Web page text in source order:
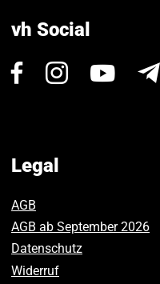
vh Social
Visit Visit
Visit
Legal
AGB
AGB ab September 2026
Datenschutz
Widerruf